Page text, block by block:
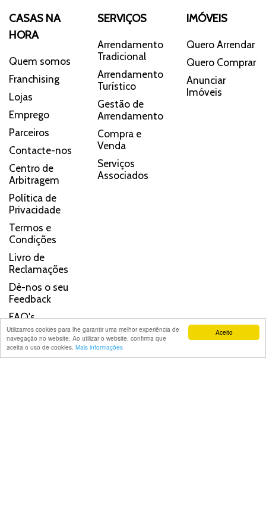
Aceito
Utilizamos cookies para lhe garantir uma melhor experiência de
navegação no website. Ao utilizar o website, confirma que
aceita o uso de cookies. Mais informações
CASAS NA
HORA
Quem somos
Franchising
Lojas
Emprego
Parceiros
Contacte-nos
Centro de
Arbitragem
Política de
Privacidade
Termos e
Condições
Livro de
Reclamações
Dê-nos o seu
Feedback
FAQ's
SERVIÇOS
Arrendamento
Tradicional
Arrendamento
Turístico
Gestão de
Arrendamento
Compra e
Venda
Serviços
Associados
IMÓVEIS
Quero Arrendar
Quero Comprar
Anunciar
Imóveis
APPS CASAS NA HORA